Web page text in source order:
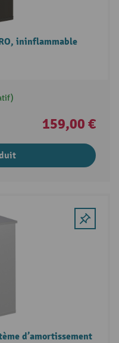
ininflammable
159,00 €
d’amortissement